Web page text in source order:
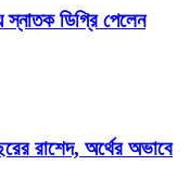
ডিগ্রি পেলেন
রাশেদ, অর্থের অভাবে